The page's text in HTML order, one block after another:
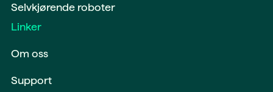
Selvkjørende roboter
Linker
Om oss
Support